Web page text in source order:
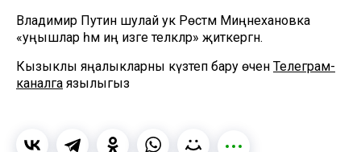
Владимир Путин шулай ук Рөстәм Миңнехановка
«уңышлар һәм иң изге теләкләр» җиткергән.
Кызыклы яңалыкларны күзәтеп бару өчен Телеграм-
каналга язылыгыз